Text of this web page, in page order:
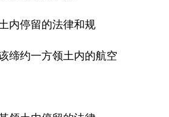
内停留的法律和规
约一方领土内的航空